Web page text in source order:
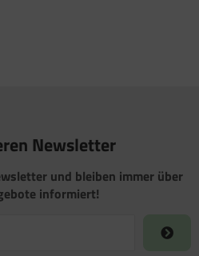
Newsletter
und bleiben immer über
informiert!